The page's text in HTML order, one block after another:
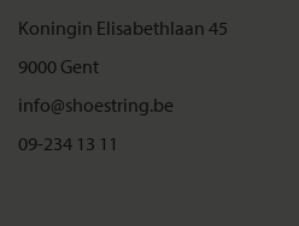
Koningin Elisabethlaan 45
9000 Gent
info@shoestring.be
09-234 13 11